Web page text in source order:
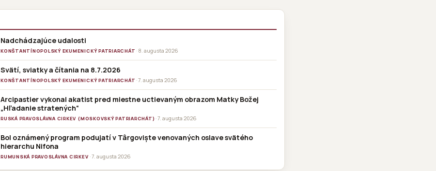
Nadchádzajúce udalosti
KONŠTANTÍNOPOLSKÝ EKUMENICKÝ PATRIARCHÁT · 8. augusta 2026
Svätí, sviatky a čítania na 8.7.2026
KONŠTANTÍNOPOLSKÝ EKUMENICKÝ PATRIARCHÁT · 7. augusta 2026
Arcipastier vykonal akatist pred miestne uctievaným obrazom Matky Božej
„Hľadanie stratených“
RUSKÁ PRAVOSLÁVNA CIRKEV (MOSKOVSKÝ PATRIARCHÁT) · 7. augusta 2026
Bol oznámený program podujatí v Târgoviște venovaných oslave svätého
hierarchu Nifona
RUMUNSKÁ PRAVOSLÁVNA CIRKEV · 7. augusta 2026